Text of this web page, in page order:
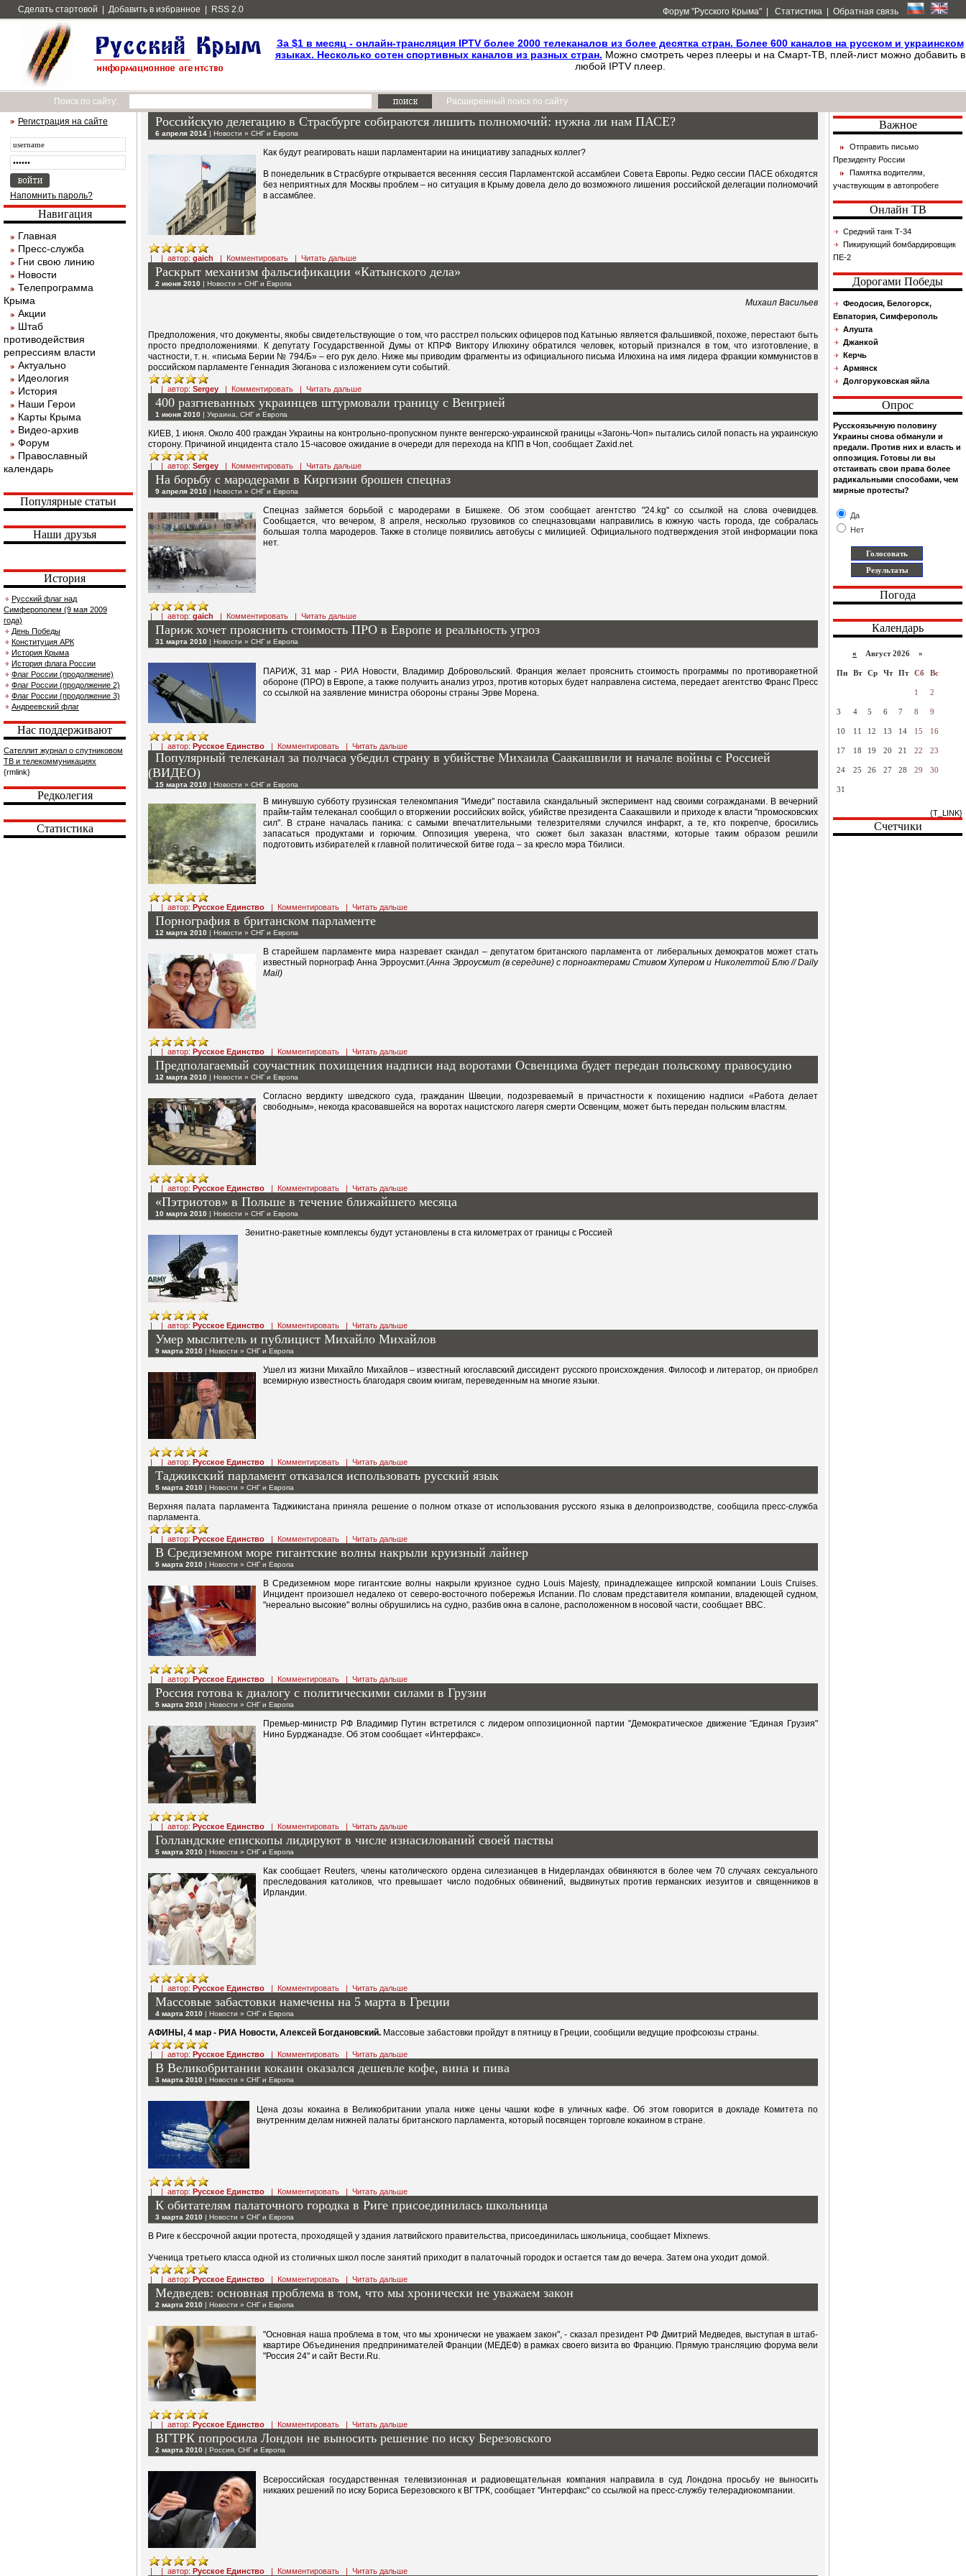
Сделать стартовой Добавить в избранное RSS 2.0 Форум "Русского Крыма" Статистика Обратная связь
За $1 в месяц - онлайн-трансляция IPTV более 2000 телеканалов из более десятка стран. Более 600 каналов на русском и украинском
языках. Несколько сотен спортивных каналов из разных стран. Можно смотреть через плееры и на Смарт-ТВ, плей-лист можно добавить в
любой IPTV плеер.
Поиск по сайту:
Расширенный поиск по сайту
Регистрация на сайте
Напомнить пароль?
Навигация
Главная
Пресс-служба
Гни свою линию
Новости
Телепрограмма
Крыма
Акции
Штаб
противодействия
репрессиям власти
Актуально
Идеология
История
Наши Герои
Карты Крыма
Видео-архив
Форум
Православный
календарь
Популярные статьи
Наши друзья
История
Русский флаг над
Симферополем (9 мая 2009
года)
День Победы
Конституция АРК
История Крыма
История флага России
Флаг России (продолжение)
Флаг России (продолжение 2)
Флаг России (продолжение 3)
Андреевский флаг
Нас поддерживают
Сателлит журнал о спутниковом
ТВ и телекоммуникациях
{rmlink}
Редколегия
Статистика
Российскую делегацию в Страсбурге собираются лишить полномочий: нужна ли нам ПАСЕ?
6 апреля 2014 | Новости » СНГ и Европа
Как будут реагировать наши парламентарии на инициативу западных коллег?
В понедельник в Страсбурге открывается весенняя сессия Парламентской ассамблеи Совета Европы. Редко сессии ПАСЕ обходятся
без неприятных для Москвы проблем – но ситуация в Крыму довела дело до возможного лишения российской делегации полномочий
в ассамблее.
| | автор: gaich | Комментировать | Читать дальше
Раскрыт механизм фальсификации «Катынского дела»
2 июня 2010 | Новости » СНГ и Европа
Михаил Васильев
Предположения, что документы, якобы свидетельствующие о том, что расстрел польских офицеров под Катынью является фальшивкой, похоже, перестают быть
просто предположениями. К депутату Государственной Думы от КПРФ Виктору Илюхину обратился человек, который признался в том, что изготовление, в
частности, т. н. «письма Берии № 794/Б» – его рук дело. Ниже мы приводим фрагменты из официального письма Илюхина на имя лидера фракции коммунистов в
российском парламенте Геннадия Зюганова с изложением сути событий.
| | автор: Sergey | Комментировать | Читать дальше
400 разгневанных украинцев штурмовали границу с Венгрией
1 июня 2010 | Украина СНГ и Европа
КИЕВ, 1 июня. Около 400 граждан Украины на контрольно-пропускном пункте венгерско-украинской границы «Загонь-Чоп» пытались силой попасть на украинскую
сторону. Причиной инцидента стало 15-часовое ожидание в очереди для перехода на КПП в Чоп, сообщает Zaxid.net.
| | автор: Sergey | Комментировать | Читать дальше
На борьбу с мародерами в Киргизии брошен спецназ
9 апреля 2010 | Новости » СНГ и Европа
Спецназ займется борьбой с мародерами в Бишкеке. Об этом сообщает агентство "24.kg" со ссылкой на слова очевидцев.
Сообщается, что вечером, 8 апреля, несколько грузовиков со спецназовцами направились в южную часть города, где собралась
большая толпа мародеров. Также в столице появились автобусы с милицией. Официального подтверждения этой информации пока
нет.
| | автор: gaich | Комментировать | Читать дальше
Париж хочет прояснить стоимость ПРО в Европе и реальность угроз
31 марта 2010 | Новости » СНГ и Европа
ПАРИЖ, 31 мар - РИА Новости, Владимир Добровольский. Франция желает прояснить стоимость программы по противоракетной
обороне (ПРО) в Европе, а также получить анализ угроз, против которых будет направлена система, передает агентство Франс Пресс
со ссылкой на заявление министра обороны страны Эрве Морена.
| | автор: Русское Единство | Комментировать | Читать дальше
Популярный телеканал за полчаса убедил страну в убийстве Михаила Саакашвили и начале войны с Россией
(ВИДЕО)
15 марта 2010 | Новости » СНГ и Европа
В минувшую субботу грузинская телекомпания "Имеди" поставила скандальный эксперимент над своими согражданами. В вечерний
прайм-тайм телеканал сообщил о вторжении российских войск, убийстве президента Саакашвили и приходе к власти "промосковских
сил". В стране началась паника: с самыми впечатлительными телезрителями случился инфаркт, а те, кто покрепче, бросились
запасаться продуктами и горючим. Оппозиция уверена, что сюжет был заказан властями, которые таким образом решили
подготовить избирателей к главной политической битве года – за кресло мэра Тбилиси.
| | автор: Русское Единство | Комментировать | Читать дальше
Порнография в британском парламенте
12 марта 2010 | Новости » СНГ и Европа
В старейшем парламенте мира назревает скандал – депутатом британского парламента от либеральных демократов может стать
известный порнограф Анна Эрроусмит.(Анна Эрроусмит (в середине) с порноактерами Стивом Хупером и Николеттой Блю // Daily
Mail)
| | автор: Русское Единство | Комментировать | Читать дальше
Предполагаемый соучастник похищения надписи над воротами Освенцима будет передан польскому правосудию
12 марта 2010 | Новости » СНГ и Европа
Согласно вердикту шведского суда, гражданин Швеции, подозреваемый в причастности к похищению надписи «Работа делает
свободным», некогда красовавшейся на воротах нацистского лагеря смерти Освенцим, может быть передан польским властям.
| | автор: Русское Единство | Комментировать | Читать дальше
«Пэтриотов» в Польше в течение ближайшего месяца
10 марта 2010 | Новости » СНГ и Европа
Зенитно-ракетные комплексы будут установлены в ста километрах от границы с Россией
| | автор: Русское Единство | Комментировать | Читать дальше
Умер мыслитель и публицист Михайло Михайлов
9 марта 2010 | Новости » СНГ и Европа
Ушел из жизни Михайло Михайлов – известный югославский диссидент русского происхождения. Философ и литератор, он приобрел
всемирную известность благодаря своим книгам, переведенным на многие языки.
| | автор: Русское Единство | Комментировать | Читать дальше
Таджикский парламент отказался использовать русский язык
5 марта 2010 | Новости » СНГ и Европа
Верхняя палата парламента Таджикистана приняла решение о полном отказе от использования русского языка в делопроизводстве, сообщила пресс-служба
парламента.
| | автор: Русское Единство | Комментировать | Читать дальше
В Средиземном море гигантские волны накрыли круизный лайнер
5 марта 2010 | Новости » СНГ и Европа
В Средиземном море гигантские волны накрыли круизное судно Louis Majesty, принадлежащее кипрской компании Louis Cruises.
Инцидент произошел недалеко от северо-восточного побережья Испании. По словам представителя компании, владеющей судном,
"нереально высокие" волны обрушились на судно, разбив окна в салоне, расположенном в носовой части, сообщает BBC.
| | автор: Русское Единство | Комментировать | Читать дальше
Россия готова к диалогу с политическими силами в Грузии
5 марта 2010 | Новости » СНГ и Европа
Премьер-министр РФ Владимир Путин встретился с лидером оппозиционной партии "Демократическое движение "Единая Грузия"
Нино Бурджанадзе. Об этом сообщает «Интерфакс».
| | автор: Русское Единство | Комментировать | Читать дальше
Голландские епископы лидируют в числе изнасилований своей паствы
5 марта 2010 | Новости » СНГ и Европа
Как сообщает Reuters, члены католического ордена силезианцев в Нидерландах обвиняются в более чем 70 случаях сексуального
преследования католиков, что превышает число подобных обвинений, выдвинутых против германских иезуитов и священников в
Ирландии.
| | автор: Русское Единство | Комментировать | Читать дальше
Массовые забастовки намечены на 5 марта в Греции
4 марта 2010 | Новости » СНГ и Европа
АФИНЫ, 4 мар - РИА Новости, Алексей Богдановский. Массовые забастовки пройдут в пятницу в Греции, сообщили ведущие профсоюзы страны.
| | автор: Русское Единство | Комментировать | Читать дальше
В Великобритании кокаин оказался дешевле кофе, вина и пива
3 марта 2010 | Новости » СНГ и Европа
Цена дозы кокаина в Великобритании упала ниже цены чашки кофе в уличных кафе. Об этом говорится в докладе Комитета по
внутренним делам нижней палаты британского парламента, который посвящен торговле кокаином в стране.
| | автор: Русское Единство | Комментировать | Читать дальше
К обитателям палаточного городка в Риге присоединилась школьница
3 марта 2010 | Новости » СНГ и Европа
В Риге к бессрочной акции протеста, проходящей у здания латвийского правительства, присоединилась школьница, сообщает Mixnews.
Ученица третьего класса одной из столичных школ после занятий приходит в палаточный городок и остается там до вечера. Затем она уходит домой.
| | автор: Русское Единство | Комментировать | Читать дальше
Медведев: основная проблема в том, что мы хронически не уважаем закон
2 марта 2010 | Новости » СНГ и Европа
"Основная наша проблема в том, что мы хронически не уважаем закон", - сказал президент РФ Дмитрий Медведев, выступая в штаб-
квартире Объединения предпринимателей Франции (МЕДЕФ) в рамках своего визита во Францию. Прямую трансляцию форума вели
"Россия 24" и сайт Вести.Ru.
| | автор: Русское Единство | Комментировать | Читать дальше
ВГТРК попросила Лондон не выносить решение по иску Березовского
2 марта 2010 | Россия СНГ и Европа
Всероссийская государственная телевизионная и радиовещательная компания направила в суд Лондона просьбу не выносить
никаких решений по иску Бориса Березовского к ВГТРК, сообщает "Интерфакс" со ссылкой на пресс-службу телерадиокомпании.
| | автор: Русское Единство | Комментировать | Читать дальше
Важное
Отправить письмо
Президенту России
Памятка водителям,
участвующим в автопробеге
Онлайн ТВ
Средний танк Т-34
Пикирующий бомбардировщик
ПЕ-2
Дорогами Победы
Феодосия, Белогорск,
Евпатория, Симферополь
Алушта
Джанкой
Керчь
Армянск
Долгоруковская яйла
Опрос
Русскоязычную половину
Украины снова обманули и
предали. Против них и власть и
оппозиция. Готовы ли вы
отстаивать свои права более
радикальными способами, чем
мирные протесты?
Да
Нет
Погода
Календарь
« Август 2026 »
Пн Вт Ср Чт Пт Сб Вс
1 2
3 4 5 6 7 8 9
10 11 12 13 14 15 16
17 18 19 20 21 22 23
24 25 26 27 28 29 30
31
{T_LINK}
Счетчики